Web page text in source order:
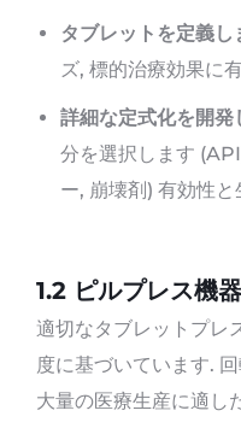
タブレットを定義し
ズ, 標的治療効果に
詳細な定式化を開発
分を選択します
ー, 崩壊剤) 有効性
1.2 ピルプレス機器
適切なタブレットプレ
度に基づいています.
大量の医療生産に適し